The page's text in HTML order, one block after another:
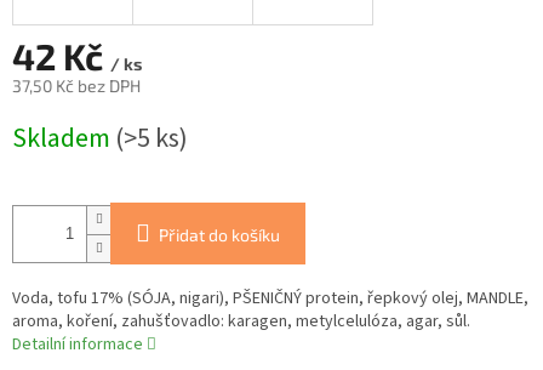
42 Kč / ks
37,50 Kč bez DPH
cena:
Skladem (>5 ks)
Přidat do košíku
Voda, tofu 17% (SÓJA, nigari), PŠENIČNÝ protein, řepkový olej, MANDLE,
aroma, koření, zahušťovadlo: karagen, metylcelulóza, agar, sůl.
Detailní informace